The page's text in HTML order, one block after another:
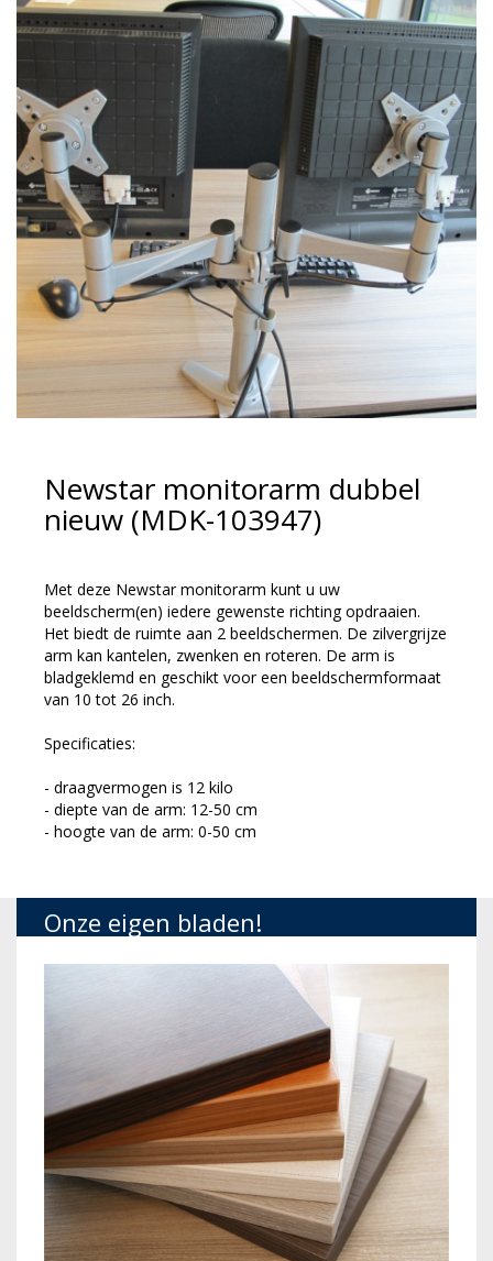
Newstar monitorarm dubbel
nieuw (MDK-103947)
Met deze Newstar monitorarm kunt u uw
beeldscherm(en) iedere gewenste richting opdraaien.
Het biedt de ruimte aan 2 beeldschermen. De zilvergrijze
arm kan kantelen, zwenken en roteren. De arm is
bladgeklemd en geschikt voor een beeldschermformaat
van 10 tot 26 inch.
Specificaties:
- draagvermogen is 12 kilo
- diepte van de arm: 12-50 cm
- hoogte van de arm: 0-50 cm
Onze eigen bladen!